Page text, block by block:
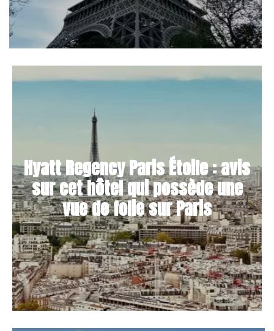
Hyatt Regency Paris Étoile : avis
sur cet hôtel qui possède une
vue de folie sur Paris